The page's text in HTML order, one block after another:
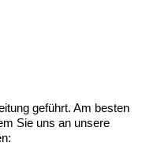
geführt. Am besten
Sie uns an unsere